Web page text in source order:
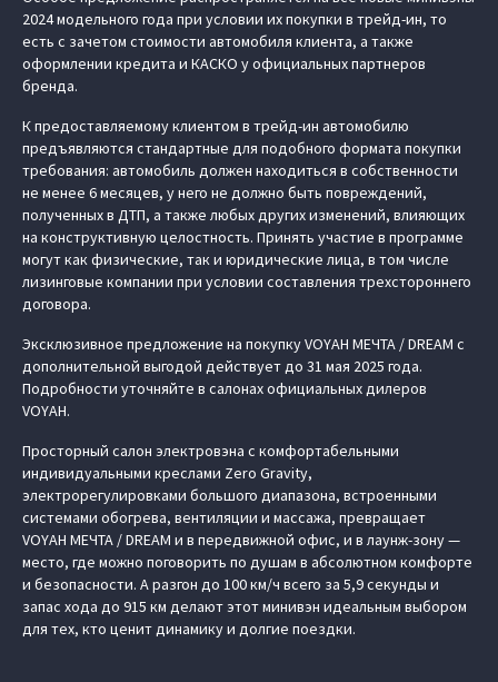
2024 модельного года при условии их покупки в трейд-ин, то
есть с зачетом стоимости автомобиля клиента, а также
оформлении кредита и КАСКО у официальных партнеров
бренда.
К предоставляемому клиентом в трейд-ин автомобилю
предъявляются стандартные для подобного формата покупки
требования: автомобиль должен находиться в собственности
не менее 6 месяцев, у него не должно быть повреждений,
полученных в ДТП, а также любых других изменений, влияющих
на конструктивную целостность. Принять участие в программе
могут как физические, так и юридические лица, в том числе
лизинговые компании при условии составления трехстороннего
договора.
Эксклюзивное предложение на покупку VOYAH МЕЧТА / DREAM с
дополнительной выгодой действует до 31 мая 2025 года.
Подробности уточняйте в салонах официальных дилеров
VOYAH.
Просторный салон электровэна с комфортабельными
индивидуальными креслами Zero Gravity,
электрорегулировками большого диапазона, встроенными
системами обогрева, вентиляции и массажа, превращает
VOYAH МЕЧТА / DREAM и в передвижной офис, и в лаунж-зону —
место, где можно поговорить по душам в абсолютном комфорте
и безопасности. А разгон до 100 км/ч всего за 5,9 секунды и
запас хода до 915 км делают этот минивэн идеальным выбором
для тех, кто ценит динамику и долгие поездки.